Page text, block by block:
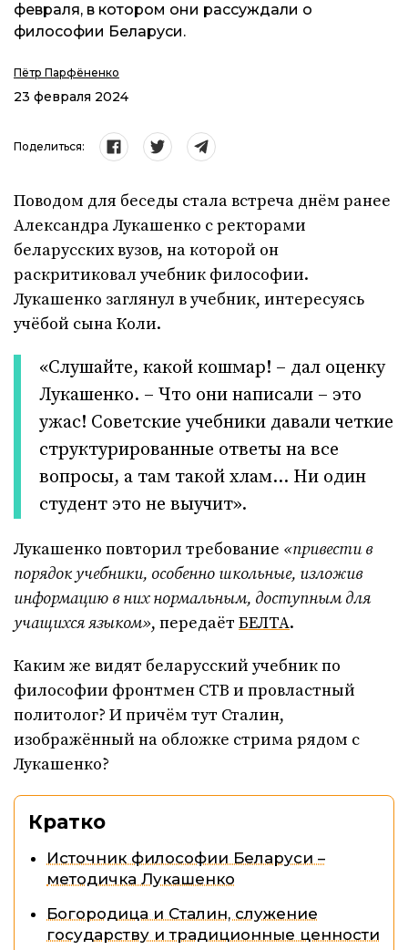
февраля, в котором они рассуждали о
философии Беларуси.
Пётр Парфёненко
23 февраля 2024
Поделиться:
Поводом для беседы стала встреча днём ранее
Александра Лукашенко с ректорами
беларусских вузов, на которой он
раскритиковал учебник философии.
Лукашенко заглянул в учебник, интересуясь
учёбой сына Коли.
«Слушайте, какой кошмар! – дал оценку
Лукашенко. – Что они написали – это
ужас! Советские учебники давали четкие
структурированные ответы на все
вопросы, а там такой хлам… Ни один
студент это не выучит».
Лукашенко повторил требование «привести в
порядок учебники, особенно школьные, изложив
информацию в них нормальным, доступным для
учащихся языком», передаёт БЕЛТА.
Каким же видят беларусский учебник по
философии фронтмен СТВ и провластный
политолог? И причём тут Сталин,
изображённый на обложке стрима рядом с
Лукашенко?
Кратко
Источник философии Беларуси –
методичка Лукашенко
Богородица и Сталин, служение
государству и традиционные ценности